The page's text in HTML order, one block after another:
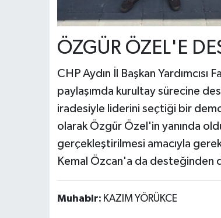
ÖZGÜR ÖZEL'E
CHP Aydın İl Başkan
paylaşımda kurultay sürecine
iradesiyle liderini seçtiği bir
olarak Özgür Özel'in yanında
gerçekleştirilmesi amacıyla
Kemal Özcan'a da desteğinden
Muhabir: KAZIM YÖRÜKCE